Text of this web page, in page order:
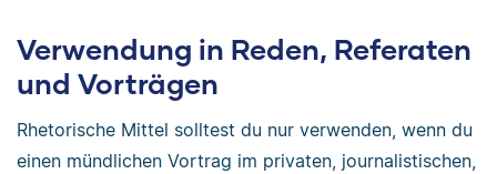
Verwendung in Reden, Referaten
und Vorträgen
Rhetorische Mittel solltest du nur verwenden, wenn du
einen mündlichen Vortrag im privaten, journalistischen,